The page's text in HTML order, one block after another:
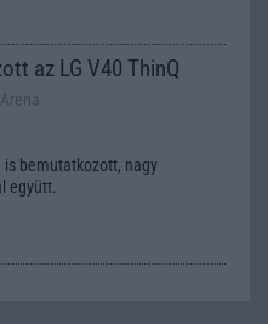
az LG V40 ThinQ
is bemutatkozott, nagy
együtt.